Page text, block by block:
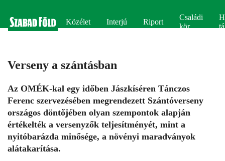
Közélet Interjú Riport
Családi
kör
Verseny a szántásban
Az OMÉK-kal egy időben Jászkíséren Tánczos
Ferenc szervezésében megrendezett Szántóverseny
országos döntőjében olyan szempontok alapján
értékelték a versenyzők teljesítményét, mint a
nyitóbarázda minősége, a növényi maradványok
alátakarítása.